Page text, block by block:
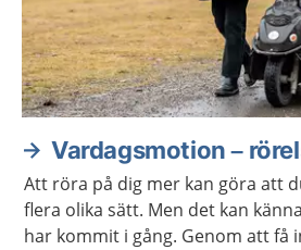
Vardagsmotion –
Att röra på dig mer kan göra att
flera olika sätt. Men det kan
har kommit i gång. Genom att få